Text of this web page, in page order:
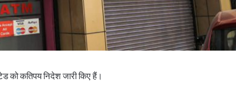
को कतिपय निदेश जारी किए हैं।